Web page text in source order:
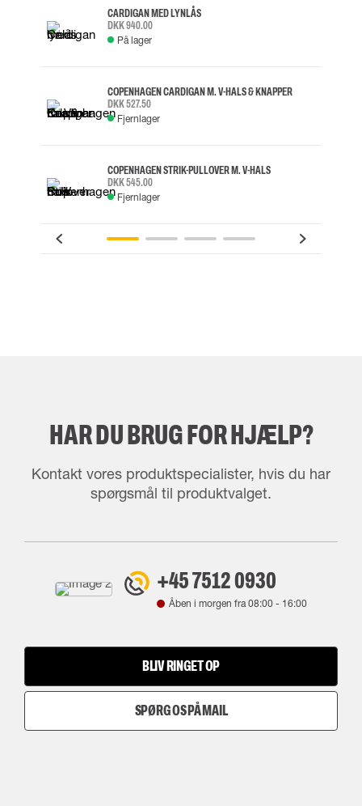
CARDIGAN MED LYNLÅS
DKK 940.00
På lager
COPENHAGEN CARDIGAN M. V-HALS & KNAPPER
DKK 527.50
Fjernlager
COPENHAGEN STRIK-PULLOVER M. V-HALS
DKK 545.00
Fjernlager
HAR DU BRUG FOR HJÆLP?
Kontakt vores produktspecialister, hvis du har
spørgsmål til produktvalget.
+45 7512 0930
Åben i morgen fra08:00 - 16:00
BLIV RINGET OP
SPØRG OS PÅ MAIL